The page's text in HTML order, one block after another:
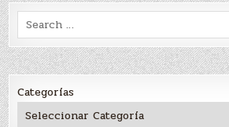
Search
for:
Categorías